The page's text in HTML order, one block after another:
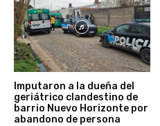
Imputaron a la dueña del
geriátrico clandestino de
barrio Nuevo Horizonte por
abandono de persona